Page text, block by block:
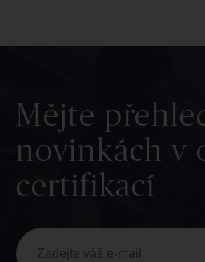
Mějte
novinkách v
certifikací